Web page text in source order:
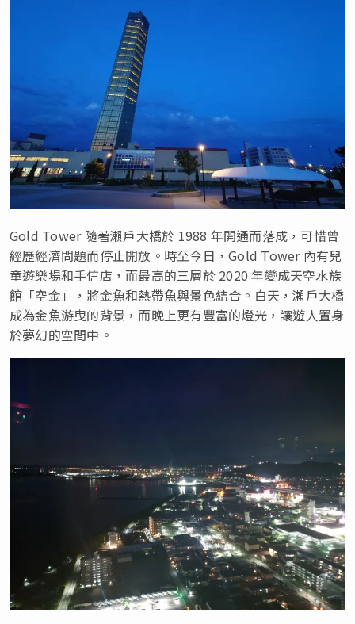
Gold Tower 隨著瀨戶大橋於 1988 年開通而落成，可惜曾
經歷經濟問題而停止開放。時至今日，Gold Tower 內有兒
童遊樂場和手信店，而最高的三層於 2020 年變成天空水族
館「空金」，將金魚和熱帶魚與景色結合。白天，瀨戶大橋
成為金魚游曳的背景，而晚上更有豐富的燈光，讓遊人置身
於夢幻的空間中。